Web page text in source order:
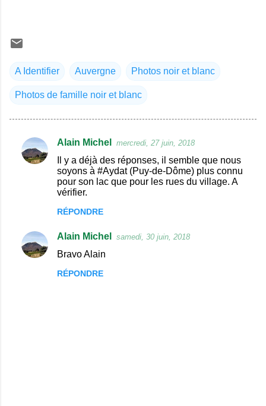
A Identifier Auvergne Photos noir et blanc
Photos de famille noir et blanc
C
n
t
Alain Michel mercredi, 27 juin, 2018
Il y a déjà des réponses, il semble que nous
soyons à #Aydat (Puy-de-Dôme) plus connu
pour son lac que pour les rues du village. A
vérifier.
RÉPONDRE
Alain Michel samedi, 30 juin, 2018
Bravo Alain
RÉPONDRE